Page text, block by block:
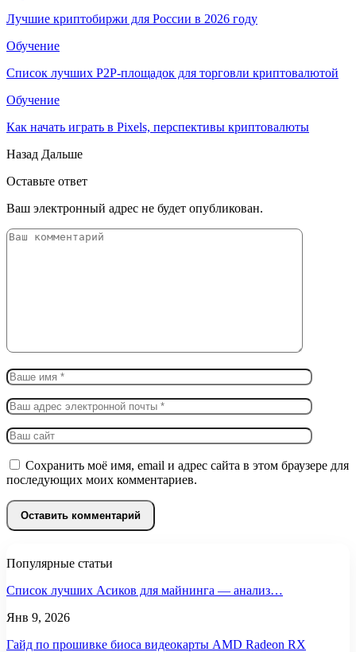
Лучшие криптобиржи для России в 2026 году
Обучение
Список лучших P2P-площадок для торговли криптовалютой
Обучение
Как начать играть в Pixels, перспективы криптовалюты
Назад Дальше
Оставьте ответ
Ваш электронный адрес не будет опубликован.
Сохранить моё имя, email и адрес сайта в этом браузере для
последующих моих комментариев.
Популярные статьи
Список лучших Асиков для майнинга — анализ…
Янв 9, 2026
Гайд по прошивке биоса видеокарты AMD Radeon RX